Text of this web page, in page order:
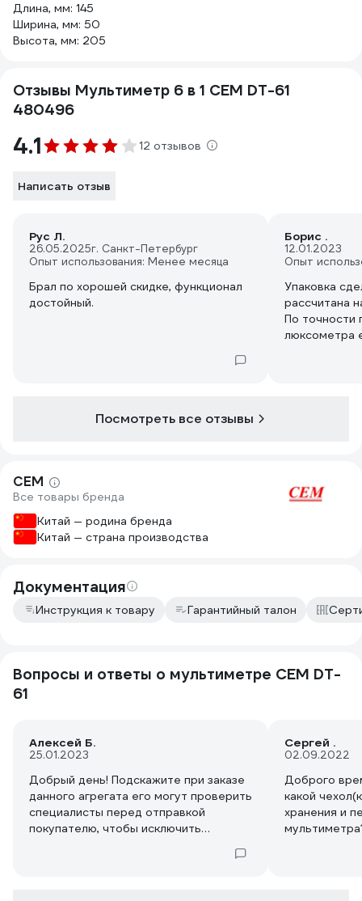
Длина, мм: 145
Ширина, мм: 50
Высота, мм: 205
Отзывы Мультиметр 6 в 1 СЕМ DT-61
480496
4.1 12 отзывов
Написать отзыв
Рус Л.
26.05.2025г. Санкт-Петербург
Опыт использования: Менее месяца
Брал по хорошей скидке, функционал
достойный.
Борис .
12.01.2023
Опыт
Упаковка
рассчитана
По точности
люксометра
Посмотреть все отзывы
СЕМ
Все товары бренда
Китай — родина бренда
Китай — страна производства
Документация
Инструкция к товару Гарантийный талон
Вопросы и ответы о мультиметре СЕМ DT-
61
Алексей Б.
25.01.2023
Добрый день! Подскажите при заказе
данного агрегата его могут проверить
специалисты перед отправкой
покупателю, чтобы исключить
Сергей .
02.09.2022
Доброго
какой
хранения и